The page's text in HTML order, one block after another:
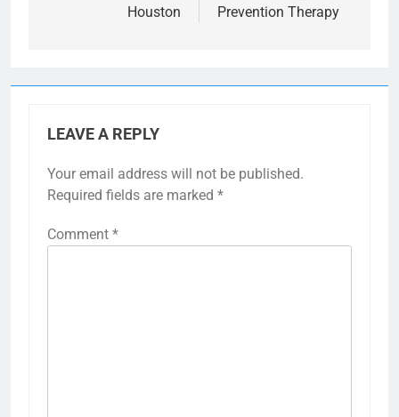
Houston
Prevention Therapy
LEAVE A REPLY
Your email address will not be published.
Required fields are marked *
Comment *